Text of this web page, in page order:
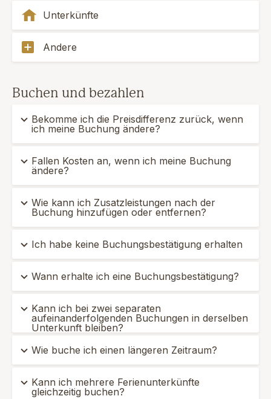
Unterkünfte
Andere
Buchen und bezahlen
Bekomme ich die Preisdifferenz zurück, wenn
ich meine Buchung ändere?
Fallen Kosten an, wenn ich meine Buchung
ändere?
Wie kann ich Zusatzleistungen nach der
Buchung hinzufügen oder entfernen?
Ich habe keine Buchungsbestätigung erhalten
Wann erhalte ich eine Buchungsbestätigung?
Kann ich bei zwei separaten
aufeinanderfolgenden Buchungen in derselben
Unterkunft bleiben?
Wie buche ich einen längeren Zeitraum?
Kann ich mehrere Ferienunterkünfte
gleichzeitig buchen?